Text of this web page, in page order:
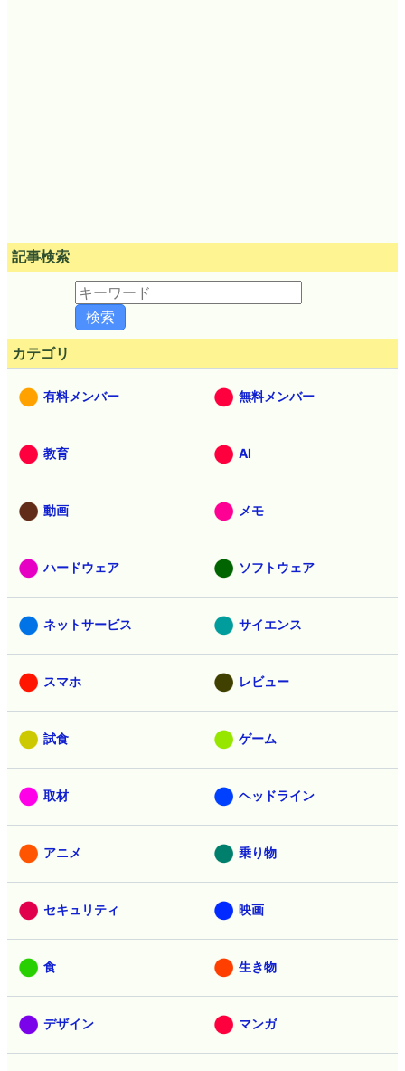
記事検索
カテゴリ
有料メンバー 無料メンバー
教育 AI
動画 メモ
ハードウェア ソフトウェア
ネットサービス サイエンス
スマホ レビュー
試食 ゲーム
取材 ヘッドライン
アニメ 乗り物
セキュリティ 映画
食 生き物
デザイン マンガ